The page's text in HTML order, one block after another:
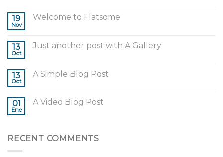
19
Nov
Welcome to Flatsome
13
Oct
Just another post with A Gallery
13
Oct
A Simple Blog Post
01
Ene
A Video Blog Post
RECENT COMMENTS